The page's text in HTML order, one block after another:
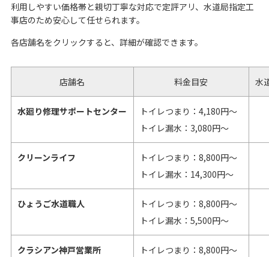
利用しやすい価格帯と親切丁寧な対応で定評アリ、水道局指定工
事店のため安心して任せられます。
各店舗名をクリックすると、詳細が確認できます。
店舗名 料金目安 水
水廻り修理サポートセンター
トイレつまり：4,180円～
トイレ漏水：3,080円～
クリーンライフ
トイレつまり：8,800円～
トイレ漏水：14,300円～
ひょうご水道職人
トイレつまり：8,800円～
トイレ漏水：5,500円～
クラシアン神戸営業所
トイレつまり：8,800円～